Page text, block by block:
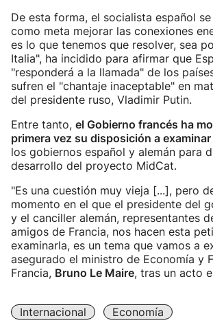
De esta forma, el socialista español
como meta mejorar las conexiones
es lo que tenemos que resolver, sea
Italia", ha incidido para afirmar que
"responderá a la llamada" de los
sufren el "chantaje inaceptable" en
del presidente ruso, Vladimir Putin.
Entre tanto, el Gobierno francés ha
primera vez su disposición a
los gobiernos español y alemán para
desarrollo del proyecto MidCat.
"Es una cuestión muy vieja [...], pero
momento en el que el presidente del
y el canciller alemán, representantes
amigos de Francia, nos hacen esta
examinarla, es un tema que vamos a
asegurado el ministro de Economía y
Francia, Bruno Le Maire, tras un acto
Internacional
Economía